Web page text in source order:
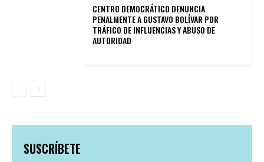
CENTRO DEMOCRÁTICO DENUNCIA
PENALMENTE A GUSTAVO BOLÍVAR POR
TRÁFICO DE INFLUENCIAS Y ABUSO DE
AUTORIDAD
SUSCRÍBETE